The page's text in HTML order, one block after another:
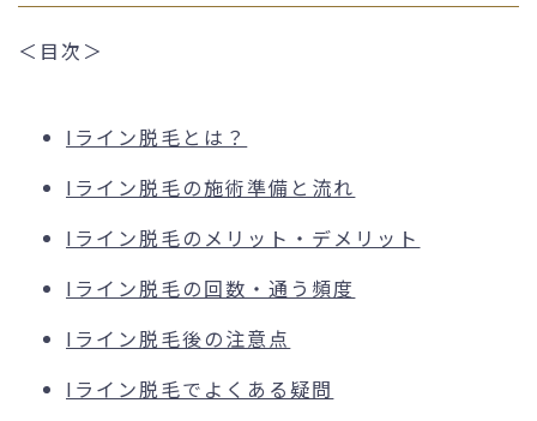
＜目次＞
Iライン脱毛とは？
Iライン脱毛の施術準備と流れ
Iライン脱毛のメリット・デメリット
Iライン脱毛の回数・通う頻度
Iライン脱毛後の注意点
Iライン脱毛でよくある疑問